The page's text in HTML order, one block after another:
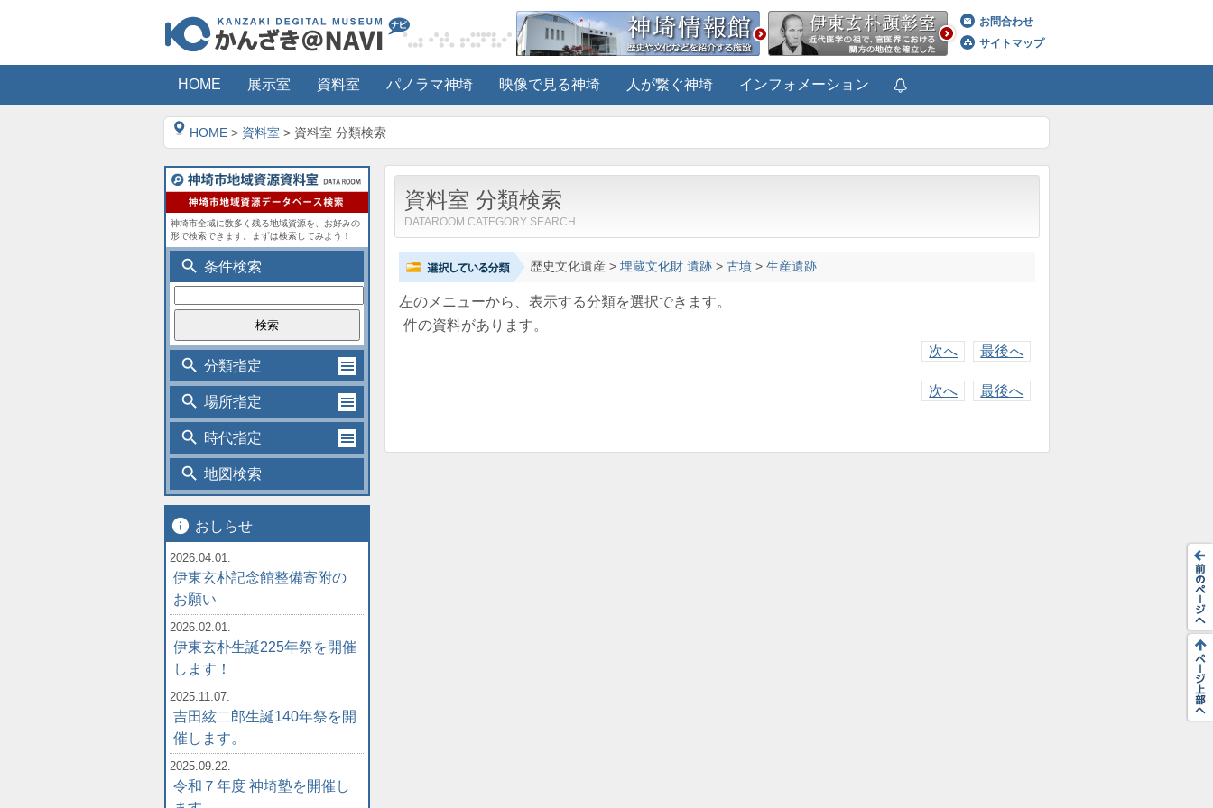
お問合わせ
サイトマップ
HOME 展示室 資料室 パノラマ神埼 映像で見る神埼 人が繋ぐ神埼 インフォメーション
HOME > 資料室 > 資料室 分類検索
資料室 分類検索
DATAROOM CATEGORY SEARCH
歴史文化遺産> 埋蔵文化財 遺跡> 古墳> 生産遺跡
左のメニューから、表示する分類を選択できます。
件の資料があります。
次へ
最後へ
次へ 最後へ
神埼市全域に数多く残る地域資源を、お好みの
形で検索できます。まずは検索してみよう！
search 条件検索
search 分類指定
search 場所指定
search 時代指定
search 地図検索
info おしらせ
2026.04.01.
伊東玄朴記念館整備寄附の
お願い
2026.02.01.
伊東玄朴生誕225年祭を開催
します！
2025.11.07.
吉田絃二郎生誕140年祭を開
催します。
2025.09.22.
令和７年度 神埼塾を開催し